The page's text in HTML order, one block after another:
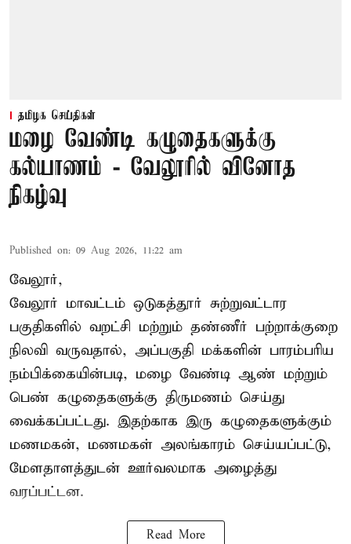
தமிழக செய்திகள்
மழை வேண்டி கழுதைகளுக்கு
கல்யாணம் - வேலூரில் வினோத
நிகழ்வு
Published on: 09 Aug 2026, 11:22 am
வேலூர்,
வேலூர் மாவட்டம் ஒடுகத்தூர் சுற்றுவட்டார
பகுதிகளில் வறட்சி மற்றும் தண்ணீர் பற்றாக்குறை
நிலவி வருவதால், அப்பகுதி மக்களின் பாரம்பரிய
நம்பிக்கையின்படி, மழை வேண்டி ஆண் மற்றும்
பெண் கழுதைகளுக்கு திருமணம் செய்து
வைக்கப்பட்டது. இதற்காக இரு கழுதைகளுக்கும்
மணமகன், மணமகள் அலங்காரம் செய்யப்பட்டு,
மேளதாளத்துடன் ஊர்வலமாக அழைத்து
வரப்பட்டன.
Read More